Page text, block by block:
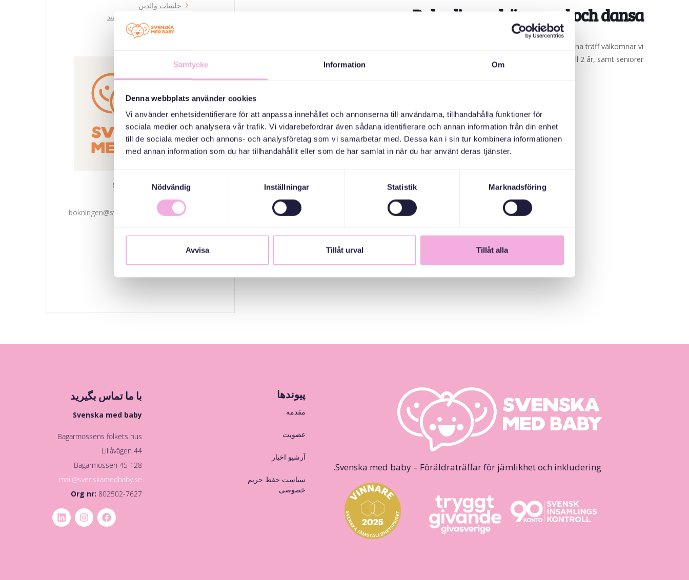
Samtycke Information Om
Denna webbplats använder cookies
Vi använder enhetsidentifierare för att anpassa innehållet och annonserna till användarna, tillhandahålla funktioner för
sociala medier och analysera vår trafik. Vi vidarebefordrar även sådana identifierare och annan information från din enhet
till de sociala medier och annons- och analysföretag som vi samarbetar med. Dessa kan i sin tur kombinera informationen
med annan information som du har tillhandahållit eller som de har samlat in när du har använt deras tjänster.
Nödvändig
Inställningar Statistik Marknadsföring
Avvisa Tillåt urval Tillåt alla
Babydisco – häng med och dansa
Den 30 mars blir det babydisco i Järfälla. Häng med oss, dansa och sjung och ha kul. Till denna träff välkomnar vi
småbarnsfamiljer med barn upp till 2 år, samt seniorer.
جلسات والدین
سه نسل ملاقات می کنند
Svenska med baby
Email
bokningen@svenskamedbaby.se
MEDARRANGÖRER
Svenska med baby – Föräldraträffar för jämlikhet och inkludering.
پیوندها
مقدمه
عضویت
آرشیو اخبار
سیاست حفظ حریم
خصوصی
با ما تماس بگیرید
Svenska med baby
Bagarmossens folkets hus
Lillåvägen 44
128 45 Bagarmossen
mail@svenskamedbaby.se
Org nr:802502-7627